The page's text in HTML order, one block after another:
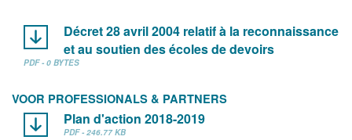
Décret 28 avril 2004 relatif à la reconnaissance
et au soutien des écoles de devoirs
PDF - 0 BYTES
VOOR PROFESSIONALS & PARTNERS
Plan d'action 2018-2019
PDF - 246.77 KB